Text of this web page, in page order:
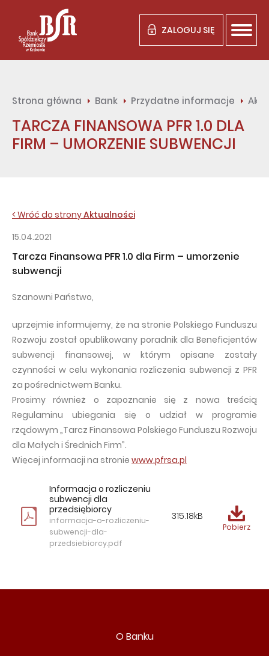
ZALOGUJ SIĘ
Strona główna Bank Przydatne informacje
TARCZA FINANSOWA PFR 1.0 DLA
FIRM – UMORZENIE SUBWENCJI
< Wróć do stronyAktualności
15.04.2021
Tarcza Finansowa PFR 1.0 dla Firm – umorzenie
subwencji
Szanowni Państwo,
uprzejmie informujemy, że na stronie Polskiego Funduszu
Rozwoju został opublikowany poradnik dla Beneficjentów
subwencji finansowej, w którym opisane zostały
czynności w celu wykonania rozliczenia subwencji z PFR
za pośrednictwem Banku.
Prosimy również o zapoznanie się z nowa treścią
Regulaminu ubiegania się o udział w programie
rządowym „Tarcz Finansowa Polskiego Funduszu Rozwoju
dla Małych i Średnich Firm”.
Więcej informacji na stronie www.pfrsa.pl
Informacja o rozliczeniu
subwencji dla
przedsiębiorcy
informacja-o-rozliczeniu-
subwencji-dla-
przedsiebiorcy.pdf
315.18kB
Pobierz
O Banku